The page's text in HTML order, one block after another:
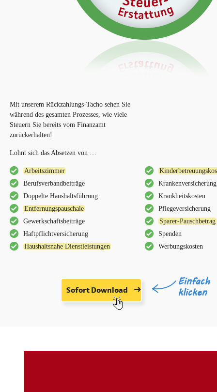
Mit unserem Rückzahlungs-Tacho sehen Sie
während des gesamten Prozesses, wie viele
Steuern Sie bereits vom Finanzamt
zurückerhalten!
Lohnt sich das Absetzen von …
Arbeitszimmer
Berufsverbandbeiträge
Krankenversicherung
Doppelte Haushaltsführung
Krankheitskosten
Entfernungspauschale
Pflegeversicherung
Gewerkschaftsbeiträge
Sparer-Pauschbetrag
Haftpflichtversicherung
Spenden
Haushaltsnahe Dienstleistungen
Werbungskosten
Sofort Download
Einfach
klicken